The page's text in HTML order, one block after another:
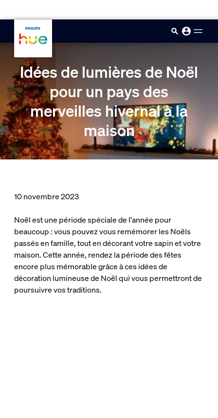
Idées de lumières de Noël
pour un pays des
merveilles hivernal à la
maison
10 novembre 2023
Noël est une période spéciale de l'année pour
beaucoup : vous pouvez vous remémorer les Noëls
passés en famille, tout en décorant votre sapin et votre
maison. Cette année, rendez la période des fêtes
encore plus mémorable grâce à ces idées de
décoration lumineuse de Noël qui vous permettront de
poursuivre vos traditions.